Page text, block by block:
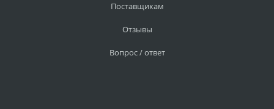
Поставщикам
Отзывы
Вопрос / ответ